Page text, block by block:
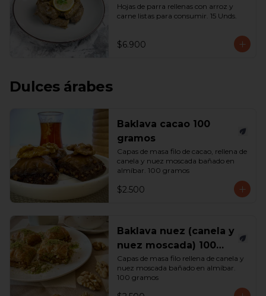
Hojas de parra rellenas con arroz y
carne listas para consumir. 15 Unds.
$6.900
Dulces árabes
Baklava cacao 100
gramos
Capas de masa filo de cacao, rellena de
canela y nuez moscada bañado en
almíbar. 100 gramos
$2.500
Baklava nuez (canela y
nuez moscada) 100
gramos
Capas de masa filo rellena de canela y
nuez moscada bañado en almíbar.
100 gramos